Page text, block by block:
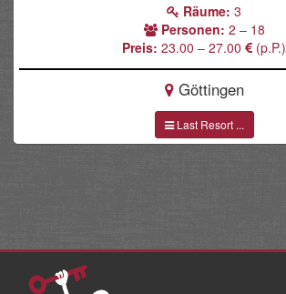
Räume: 3
Personen: 2 – 18
Preis: 23.00 – 27.00 (p.P.)
Göttingen
Last Resort ...